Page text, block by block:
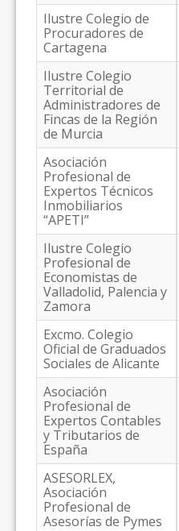
Ilustre Colegio de
Procuradores de
Cartagena
Ilustre Colegio
Territorial de
Administradores de
Fincas de la Región
de Murcia
Asociación
Profesional de
Expertos Técnicos
Inmobiliarios
“APETI”
Ilustre Colegio
Profesional de
Economistas de
Valladolid, Palencia y
Zamora
Excmo. Colegio
Oficial de Graduados
Sociales de Alicante
Asociación
Profesional de
Expertos Contables
y Tributarios de
España
ASESORLEX,
Asociación
Profesional de
Asesorías de Pymes